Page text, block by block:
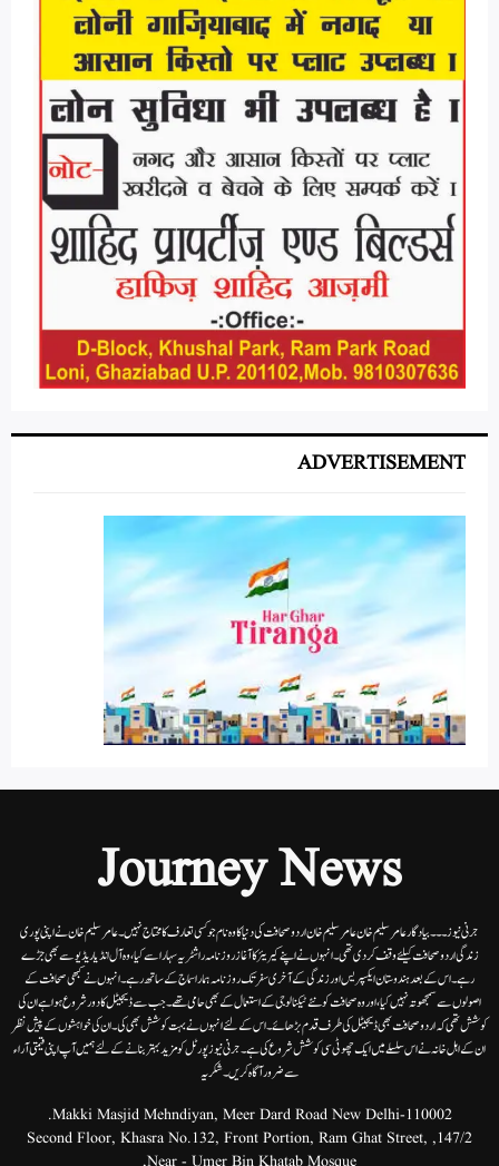
ADVERTISEMENT
Journey News
جرنی نیوز۔۔۔بیاد گار عامر سلیم خان عامر سلیم خان اردوصحافت کی دنیا کاوہ نام جو کسی تعارف کا محتاج نہیں۔عامرسلیم خان نے اپنی پوری
زندگی اردوصحافت کیلئے وقف کردی تھی۔انہوں نے اپنے کیریئر کا آغاز روزنامہ راشٹریہ سہارا سے کیا،وہ آل انڈیا ریڈیوسے بھی جڑے
رہے۔ اس کے بعد ہندوستان ایکسپریس اور زندگی کے آخری سفر تک روزنامہ ہمارا سماج کے ساتھ رہے۔ انہوں نے کبھی صحافت کے
اصولوں سے سمجھوتہ نہیں کیا، اور وہ صحافت کو نئے ٹیکنالوجی کے استعمال کے بھی حامی تھے۔ جب سے ڈیجیٹل کا دور شروع ہوا ہے ان کی
کوشش تھی کہ اردو صحافت بھی ڈیجیٹل کی طرف قدم بڑھائے۔ اس کے لئے انہوں نے بہت کوشش بھی کی۔ ان کی خواہشوں کے پیش نظر
ان کے اہل خانہ نے اس سلسلے میں ایک چھوٹی سی کوشش شروع کی ہے۔جرنی نیوز پورٹل کو مزید بہتر بنانے کے لئے ہمیں آپ اپنی قیمتی آراء
سے ضرور آگاہ کریں۔شکریہ
Makki Masjid Mehndiyan, Meer Dard Road New Delhi-110002.
147/2, Second Floor, Khasra No.132, Front Portion, Ram Ghat Street,